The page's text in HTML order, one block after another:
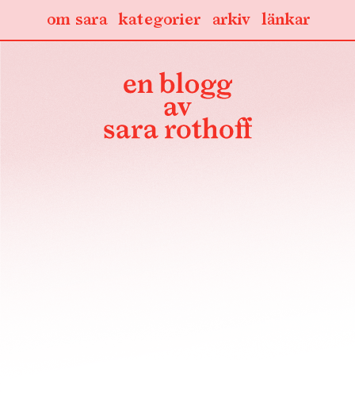
länkar
arkiv
kategorier
om sara